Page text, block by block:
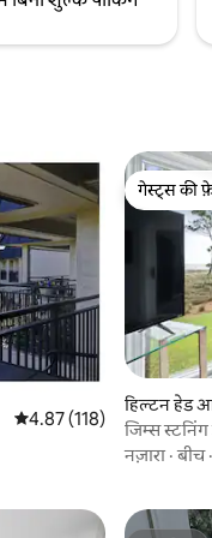
औसत रेटिंग 5 में से 4.87, 118
4.87 (118)
गेस्ट्स की
गेस्ट्स की
हिल्टन हेड
जिम्स
नज़ारा ·बीच